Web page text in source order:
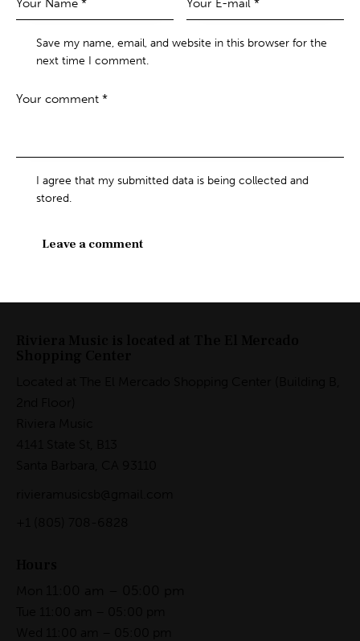
Save my name, email, and website in this browser for the
next time I comment.
I agree that my submitted data is being collected and
stored.